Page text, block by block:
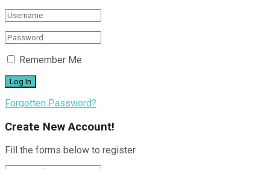
Remember Me
Forgotten Password?
Create New Account!
Fill the forms below to register